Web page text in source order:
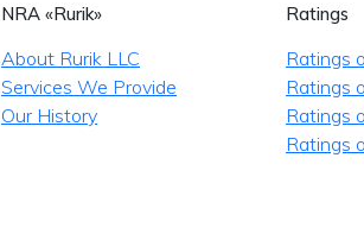
NRA «Rurik»
About Rurik LLC
Services We Provide
Our History
Ratings
Ratings
Ratings
Ratings
Ratings